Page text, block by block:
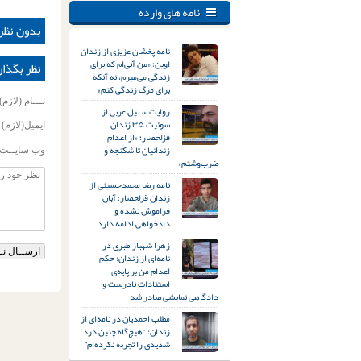
بدون
نظر
نـــام (لازم)
ایمیل(لازم)
وب سایــت
نامه های وارده
نامه پخشان عزیزی از زندان
اوین؛ «من آنی‌ام که برای
زندگی می‌میرم، نه آنکه
برای مرگ زندگی کنم»
روایت سهیل عربی از
سوئیت ۳۵ زندان
قزلحصار؛ «از اعدام
زندانیان تا شکنجه و
ضرب‌وشتم»
نامه رضا محمدحسینی از
زندان قزلحصار: آبان
فراموش نشده و
دادخواهی ادامه دارد
زهرا شهباز طبری در
نامه‌ای از زندان: حکم
اعدام من بر پایه‌ی
استنادات نادرست و
دادگاهی نمایشی صادر شد
مطلب احمدیان در نامه‌ای از
زندان: “هیچ‌گاه چنین درد
شدیدی را تجربه نکرده‌ام”